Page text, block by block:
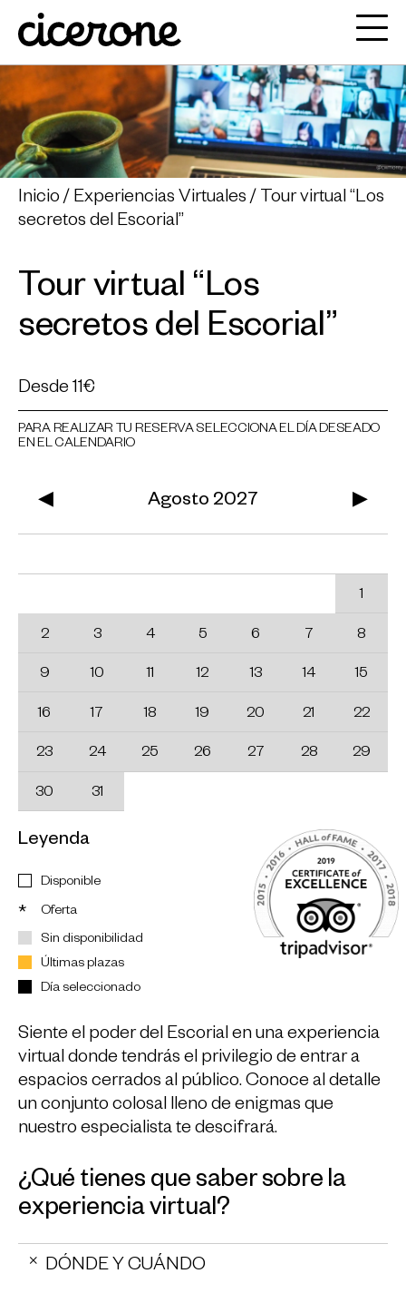
Inicio Experiencias Virtuales
Tour virtual “Los
secretos del Escorial”
Tour virtual “Los
secretos del Escorial”
Desde11€
PARA REALIZAR TU RESERVA SELECCIONA EL DÍA DESEADO
EN EL CALENDARIO
◀ Agosto 2027 ▶
1
2 3 4 5 6 7 8
9 10 11 12 13 14 15
16 17 18 19 20 21 22
23 24 25 26 27 28 29
30 31
Leyenda
Disponible
*
Oferta
Sin disponibilidad
Últimas plazas
Día seleccionado
Siente el poder del Escorial en una experiencia
virtual donde tendrás el privilegio de entrar a
espacios cerrados al público. Conoce al detalle
un conjunto colosal lleno de enigmas que
nuestro especialista te descifrará.
¿Qué tienes que saber sobre la
experiencia virtual?
DÓNDE Y CUÁNDO